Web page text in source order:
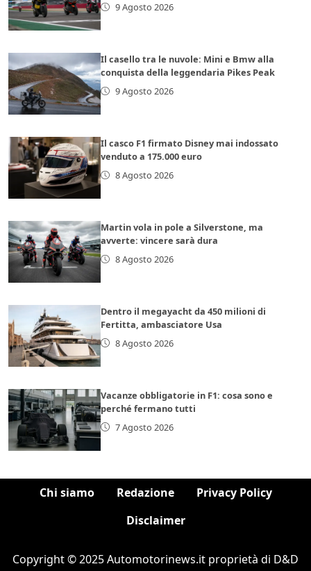
9 Agosto 2026
Il casello tra le nuvole: Mini e Bmw alla
conquista della leggendaria Pikes Peak
9 Agosto 2026
Il casco F1 firmato Disney mai indossato
venduto a 175.000 euro
8 Agosto 2026
Martin vola in pole a Silverstone, ma
avverte: vincere sarà dura
8 Agosto 2026
Dentro il megayacht da 450 milioni di
Fertitta, ambasciatore Usa
8 Agosto 2026
Vacanze obbligatorie in F1: cosa sono e
perché fermano tutti
7 Agosto 2026
Chi siamo Redazione
Privacy Policy
Disclaimer
Copyright © 2025 Automotorinews.it proprietà di D&D